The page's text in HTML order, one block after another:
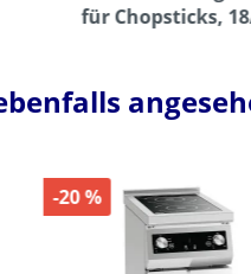
für Chopsticks,
-20 %